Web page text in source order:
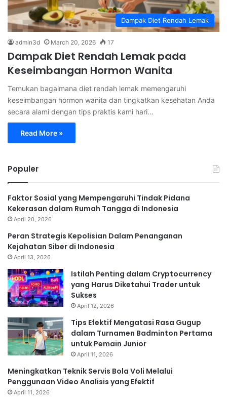
Dampak Diet Rendah Lemak
admin3d March 20, 2026 17
Dampak Diet Rendah Lemak pada
Keseimbangan Hormon Wanita
Temukan bagaimana diet rendah lemak memengaruhi
keseimbangan hormon wanita dan tingkatkan kesehatan Anda
secara alami dengan tips praktis kami hari…
Read More »
Populer
Faktor Sosial yang Mempengaruhi Tindak Pidana
Kekerasan dalam Rumah Tangga di Indonesia
April 20, 2026
Peran Strategis Kepolisian Dalam Penanganan
Kejahatan Siber di Indonesia
April 13, 2026
Istilah Penting dalam Cryptocurrency
yang Harus Diketahui Trader untuk
Sukses
April 12, 2026
Tips Efektif Mengatasi Rasa Gugup
dalam Turnamen Badminton Pertama
untuk Pemain Junior
April 11, 2026
Meningkatkan Teknik Servis Bola Voli Melalui
Penggunaan Video Analisis yang Efektif
April 11, 2026